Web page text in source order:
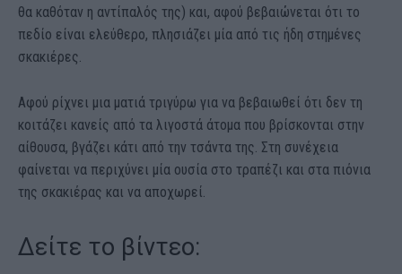
θα καθόταν η αντίπαλός της) και, αφού βεβαιώνεται ότι το
πεδίο είναι ελεύθερο, πλησιάζει μία από τις ήδη στημένες
σκακιέρες.
Αφού ρίχνει μια ματιά τριγύρω για να βεβαιωθεί ότι δεν τη
κοιτάζει κανείς από τα λιγοστά άτομα που βρίσκονται στην
αίθουσα, βγάζει κάτι από την τσάντα της. Στη συνέχεια
φαίνεται να περιχύνει μία ουσία στο τραπέζι και στα πιόνια
της σκακιέρας και να αποχωρεί.
Δείτε το βίντεο: